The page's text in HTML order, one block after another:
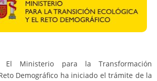
El Ministerio para la Transformación
Demográfico ha iniciado el trámite de la